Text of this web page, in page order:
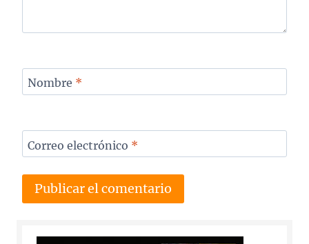
Nombre *
Correo electrónico *